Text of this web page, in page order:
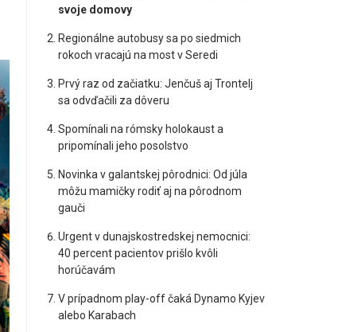
svoje domovy
Regionálne autobusy sa po siedmich
rokoch vracajú na most v Seredi
Prvý raz od začiatku: Jenčuš aj Trontelj
sa odvďačili za dôveru
Spomínali na rómsky holokaust a
pripomínali jeho posolstvo
Novinka v galantskej pôrodnici: Od júla
môžu mamičky rodiť aj na pôrodnom
gauči
Urgent v dunajskostredskej nemocnici:
40 percent pacientov prišlo kvôli
horúčavám
V prípadnom play-off čaká Dynamo Kyjev
alebo Karabach